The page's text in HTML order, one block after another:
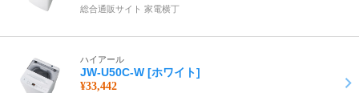
総合通販サイト 家電横丁
ハイアール
JW-U50C-W [ホワイト]
¥33,442